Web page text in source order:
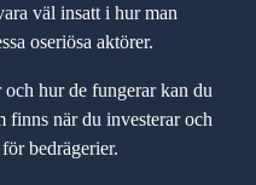
väl insatt i hur man
oseriösa aktörer.
hur de fungerar kan du
finns när du investerar och
bedrägerier.